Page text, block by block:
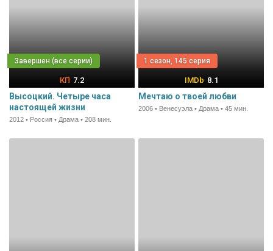
7.2
Высоцкий. Четыре часа
настоящей жизни
2012 • Россия • Драма • 208 мин.
1 сезон, 145 серия
8.1
Мечтаю о твоей любви
2006 • Венесуэла • Драма • 45 мин.